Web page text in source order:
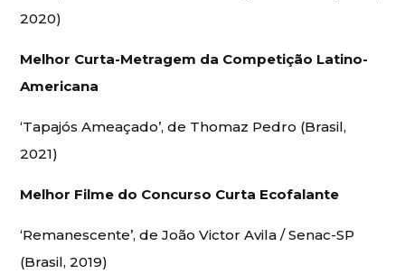
2020)
Melhor Curta-Metragem da Competição Latino-
Americana
‘Tapajós Ameaçado’, de Thomaz Pedro (Brasil,
2021)
Melhor Filme do Concurso Curta Ecofalante
‘Remanescente’, de João Victor Avila / Senac-SP
(Brasil, 2019)